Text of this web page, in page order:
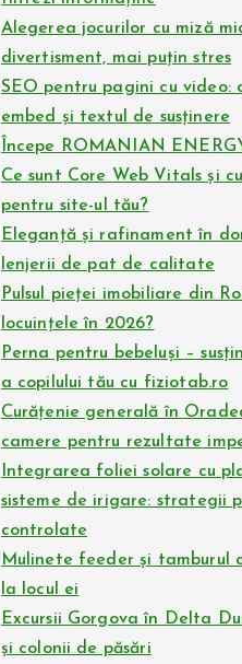
Alegerea jocurilor cu miză
divertisment, mai puțin stres
SEO pentru pagini cu video:
embed și textul de susținere
Începe ROMANIAN
Ce sunt Core Web Vitals și
pentru site-ul tău?
Eleganță și rafinament în
lenjerii de pat de calitate
Pulsul pieței imobiliare din
locuințele în 2026?
Perna pentru bebeluși –
a copilului tău cu fiziotab.ro
Curățenie generală în
camere pentru rezultate
Integrarea foliei solare cu
sisteme de irigare: strategii
controlate
Mulinete feeder și tamburul
la locul ei
Excursii Gorgova în Delta
și colonii de păsări